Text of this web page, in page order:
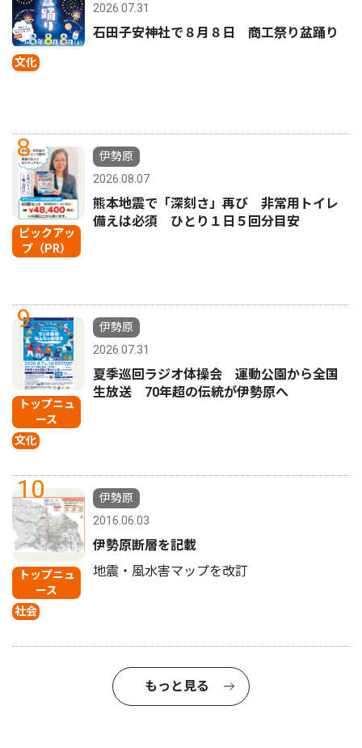
文化
2026.07.31
石田子安神社で８月８日 商工祭り盆踊り
8
ピックアッ
プ（PR）
伊勢原
2026.08.07
熊本地震で「深刻さ」再び 非常用トイレ
備えは必須 ひとり１日５回分目安
9
トップニュ
ース
文化
伊勢原
2026.07.31
夏季巡回ラジオ体操会 運動公園から全国
生放送 70年超の伝統が伊勢原へ
10
トップニュ
ース
社会
伊勢原
2016.06.03
伊勢原断層を記載
地震・風水害マップを改訂
もっと見る